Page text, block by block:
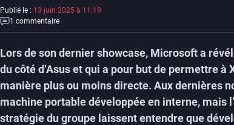
Publié le : 13 juin 2025 à 11:19
1 commentaire
Lors de son dernier showcase, Microsoft a
du côté d’Asus et qui a pour but de permettre
manière plus ou moins directe. Aux dernières
machine portable développée en interne, mais
stratégie du groupe laissent entendre que